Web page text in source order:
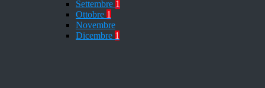
Settembre 1
Ottobre 1
Novembre
Dicembre 1